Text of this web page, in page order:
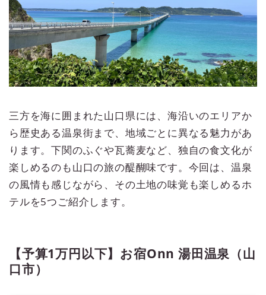
三方を海に囲まれた山口県には、海沿いのエリアか
ら歴史ある温泉街まで、地域ごとに異なる魅力があ
ります。下関のふぐや瓦蕎麦など、独自の食文化が
楽しめるのも山口の旅の醍醐味です。今回は、温泉
の風情も感じながら、その土地の味覚も楽しめるホ
テルを5つご紹介します。
【予算1万円以下】お宿Onn 湯田温泉（山
口市）